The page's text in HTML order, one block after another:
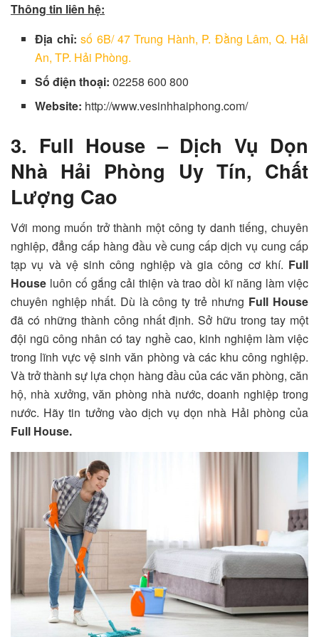
Thông tin liên hệ:
Địa chỉ:số 6B/ 47 Trung Hành, P. Đằng Lâm, Q. Hải
An, TP. Hải Phòng.
Số điện thoại:02258 600 800
Website: http://www.vesinhhaiphong.com/
3. Full House – Dịch Vụ Dọn
Nhà Hải Phòng Uy Tín, Chất
Lượng Cao
Với mong muốn trở thành một công ty danh tiếng, chuyên
nghiệp, đẳng cấp hàng đầu về cung cấp dịch vụ cung cấp
tạp vụ và vệ sinh công nghiệp và gia công cơ khí. Full
House luôn cố gắng cải thiện và trao dồi kĩ năng làm việc
chuyên nghiệp nhất. Dù là công ty trẻ nhưng Full House
đã có những thành công nhất định. Sở hữu trong tay một
đội ngũ công nhân có tay nghề cao, kinh nghiệm làm việc
trong lĩnh vực vệ sinh văn phòng và các khu công nghiệp.
Và trở thành sự lựa chọn hàng đầu của các văn phòng, căn
hộ, nhà xưởng, văn phòng nhà nước, doanh nghiệp trong
nước. Hãy tin tưởng vào dịch vụ dọn nhà Hải phòng của
Full House.